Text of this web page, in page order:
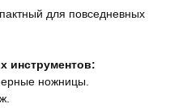
для повседневных
инструментов:
ножницы.